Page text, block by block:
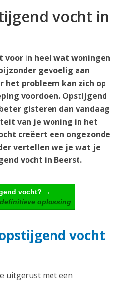
vocht in
voor in heel wat woningen
gevoelig aan
het probleem kan zich op
voordoen. Opstijgend
gisteren dan vandaag
van je woning in het
creëert een ongezonde
vertellen we je wat je
vocht in Beerst.
vocht? →
oplossing
vocht
uitgerust met een